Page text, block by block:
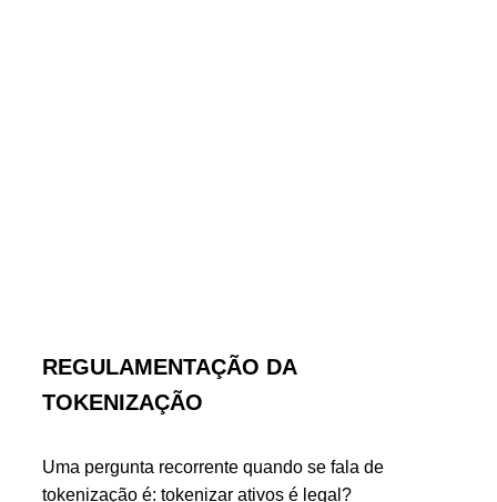
REGULAMENTAÇÃO DA
TOKENIZAÇÃO
Uma pergunta recorrente quando se fala de
tokenização é: tokenizar ativos é legal?